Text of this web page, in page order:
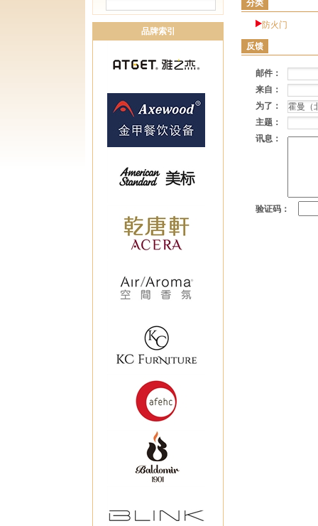
品牌索引
分类
防火门
反馈
邮件：
来自：
为了：
主题：
讯息：
验证码：